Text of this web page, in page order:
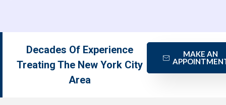
Decades Of Experience
Treating The New York City
Area
MAKE AN